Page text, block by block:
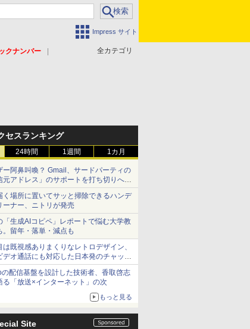
Impress サイト
全カテゴリ
クナンバー
セスランキング
24時間 1週間 1カ月
ー阿鼻叫喚？ Gmail、サードパーティの
元アドレス」のサポートを打ち切りへ
うまWatch】
く場所に置いてサッと掃除できるハンデ
ーナー、ニトリが発売
「生成AIコピペ」レポートで悩む大学教
。留年・落単・減点も
は既視感ありまくりなレトロデザイン、
デオ通話にも対応した日本発のチャット
が登場【やじうまWatch】
配信基盤を設計した技術者、香取啓志
る「放送×インターネット」の次
もっと見る
Site